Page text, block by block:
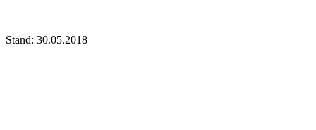
Stand: 30.05.2018